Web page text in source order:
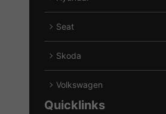
von
anzeigen
Alle
von
anzeigen
Seat
Alle
von
anzeigen
Skoda
Alle
von
Skoda
Volkswagen
Fahrzeuge
Quicklinks